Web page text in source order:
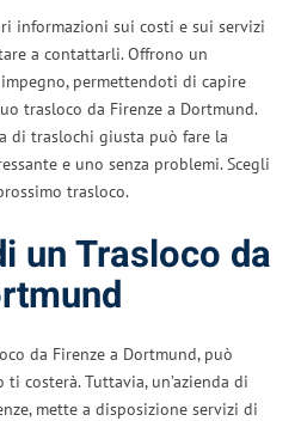
informazioni sui costi e sui servizi
a contattarli. Offrono un
permettendoti di capire
trasloco da Firenze a Dortmund.
di traslochi giusta può fare la
e uno senza problemi. Scegli
trasloco.
un Trasloco da
da Firenze a Dortmund, può
costerà. Tuttavia, un’azienda di
mette a disposizione servizi di